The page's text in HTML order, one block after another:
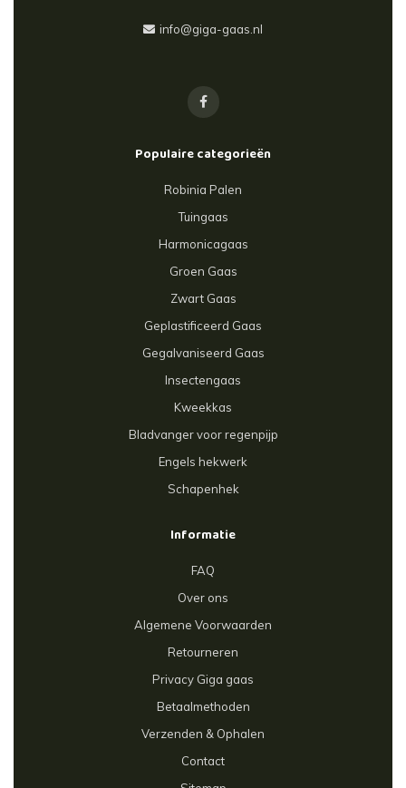
info@giga-gaas.nl
Populaire categorieën
Robinia Palen
Tuingaas
Harmonicagaas
Groen Gaas
Zwart Gaas
Geplastificeerd Gaas
Gegalvaniseerd Gaas
Insectengaas
Kweekkas
Bladvanger voor regenpijp
Engels hekwerk
Schapenhek
Informatie
FAQ
Over ons
Algemene Voorwaarden
Retourneren
Privacy Giga gaas
Betaalmethoden
Verzenden & Ophalen
Contact